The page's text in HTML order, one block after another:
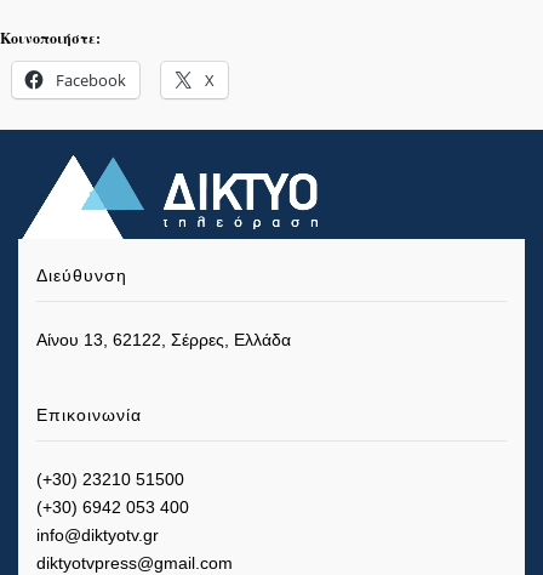
Κοινοποιήστε:
Facebook X
Διεύθυνση
Αίνου 13, 62122, Σέρρες, Ελλάδα
Επικοινωνία
(+30) 23210 51500
(+30) 6942 053 400
info@diktyotv.gr
diktyotvpress@gmail.com